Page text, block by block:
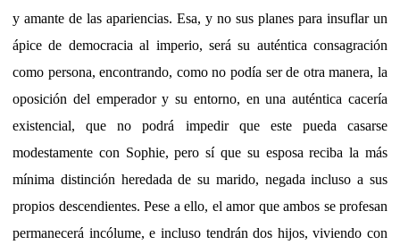
y amante de las apariencias. Esa, y no sus planes para insuflar un
ápice de democracia al imperio, será su auténtica consagración
como persona, encontrando, como no podía ser de otra manera, la
oposición del emperador y su entorno, en una auténtica cacería
existencial, que no podrá impedir que este pueda casarse
modestamente con Sophie, pero sí que su esposa reciba la más
mínima distinción heredada de su marido, negada incluso a sus
propios descendientes. Pese a ello, el amor que ambos se profesan
permanecerá incólume, e incluso tendrán dos hijos, viviendo con